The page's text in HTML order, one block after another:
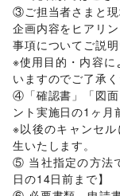
③ご担当者さまと現
企画内容をヒアリ
事項についてご説
※使用目的・内容
いますのでご了承く
④「確認書」「図
ント実施日の1ヶ月
※以後のキャンセ
生いたします。
⑤ 当社指定の方法
日の14日前まで】